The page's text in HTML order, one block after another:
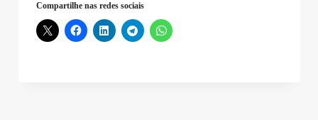
Compartilhe nas redes sociais